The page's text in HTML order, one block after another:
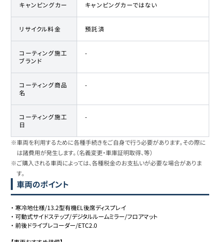
キャンピングカー キャンピングカーではない
リサイクル料金 預託済
コーティング施工
ブランド
-
コーティング商品
名
-
コーティング施工
日
-
※車両を利用するために各種手続きをご自身で行う必要があります。その際に
は諸費用が発生します。（名義変更・車庫証明取得、等）
※ご購入される車両によっては、各種税金のお支払いが必要な場合がありま
す。
車両のポイント
・寒冷地仕様/13.2型有機EL後席ディスプレイ
・可動式サイドステップ/デジタルルームミラー/フロアマット
・前後ドライブレコーダー/ETC2.0